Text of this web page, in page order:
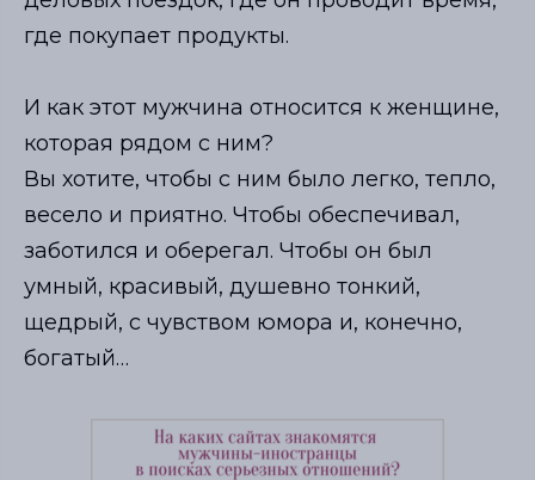
где покупает продукты.
И как этот мужчина относится к женщине,
которая рядом с ним?
Вы хотите, чтобы с ним было легко, тепло,
весело и приятно. Чтобы обеспечивал,
заботился и оберегал. Чтобы он был
умный, красивый, душевно тонкий,
щедрый, с чувством юмора и, конечно,
богатый…